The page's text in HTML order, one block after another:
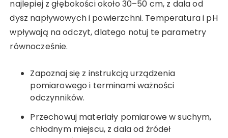
najlepiej z głębokości około 30–50 cm, z dala od
dysz napływowych i powierzchni. Temperatura i pH
wpływają na odczyt, dlatego notuj te parametry
równocześnie.
Zapoznaj się z instrukcją urządzenia
pomiarowego i terminami ważności
odczynników.
Przechowuj materiały pomiarowe w suchym,
chłodnym miejscu, z dala od źródeł